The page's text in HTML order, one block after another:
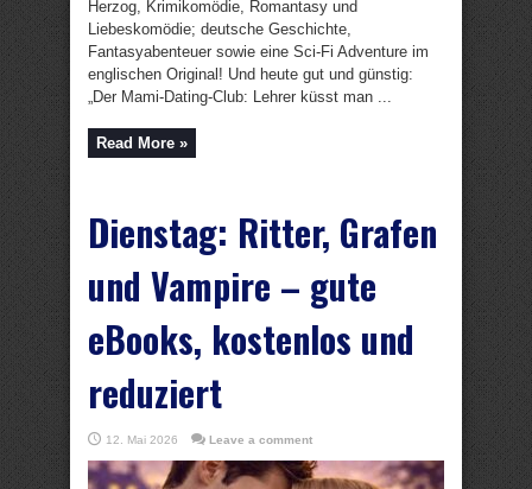
Herzog, Krimikomödie, Romantasy und
Liebeskomödie; deutsche Geschichte,
Fantasyabenteuer sowie eine Sci-Fi Adventure im
englischen Original! Und heute gut und günstig:
„Der Mami-Dating-Club: Lehrer küsst man ...
Read More »
Dienstag: Ritter, Grafen
und Vampire – gute
eBooks, kostenlos und
reduziert
12. Mai 2026 Leave a comment